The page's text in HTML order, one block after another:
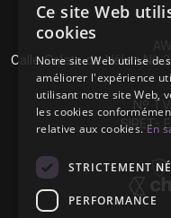
Calle Caleta de Vélez Nº
Nº
SIRET-
Ce site Web
cookies
Notre site Web utilise
améliorer l'expérience
utilisant notre site Web,
les cookies
relative aux cookies.En
STRICTEMENT
PERFORMANCE